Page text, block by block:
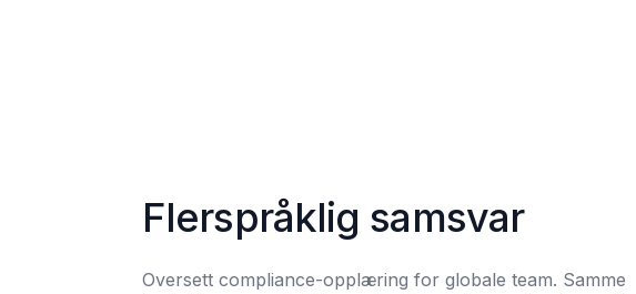
Flerspråklig samsvar
Oversett compliance-opplæring for globale team. Samme